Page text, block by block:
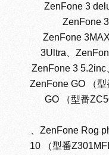
ZenFone 3
ZenFone
ZenFone
3Ultra、
ZenFone 3 5.2inc
ZenFone GO （
GO （型番
、ZenFone Rog
10 （型番